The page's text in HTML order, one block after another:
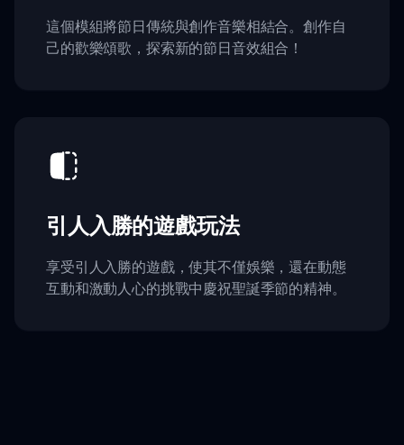
這個模組將節日傳統與創作音樂相結合。創作自
己的歡樂頌歌，探索新的節日音效組合！
引人入勝的遊戲玩法
享受引人入勝的遊戲，使其不僅娛樂，還在動態
互動和激動人心的挑戰中慶祝聖誕季節的精神。